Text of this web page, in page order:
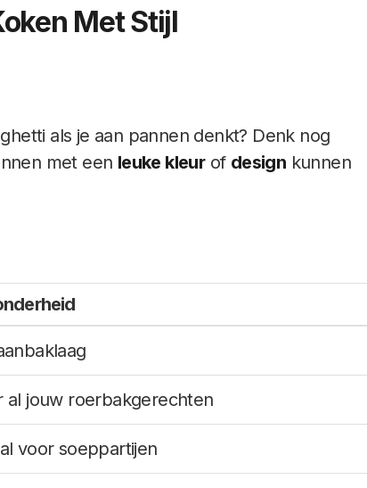
Met Stijl
als je aan pannen denkt? Denk nog
met een leuke kleurof design kunnen
al jouw roerbakgerechten
voor soeppartijen